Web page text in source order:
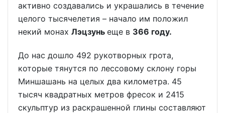
активно создавались и украшались в течение
целого тысячелетия – начало им положил
некий монах Лэцзунь еще в 366 году.
До нас дошло 492 рукотворных грота,
которые тянутся по лессовому склону горы
Миншашань на целых два километра. 45
тысяч квадратных метров фресок и 2415
скульптур из раскрашенной глины составляют